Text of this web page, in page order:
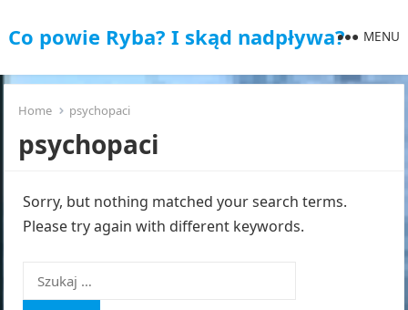
Co powie Ryba? I skąd nadpływa? MENU
Home psychopaci
psychopaci
Sorry, but nothing matched your search terms.
Please try again with different keywords.
Szukaj: